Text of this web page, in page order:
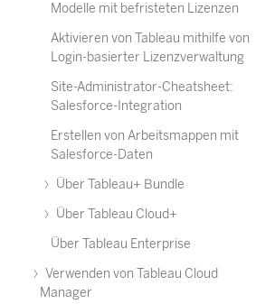
Modelle mit befristeten Lizenzen
Aktivieren von Tableau mithilfe von
Login-basierter Lizenzverwaltung
Site-Administrator-Cheatsheet:
Salesforce-Integration
Erstellen von Arbeitsmappen mit
Salesforce-Daten
Über Tableau+ Bundle
Über Tableau Cloud+
Über Tableau Enterprise
Verwenden von Tableau Cloud
Manager